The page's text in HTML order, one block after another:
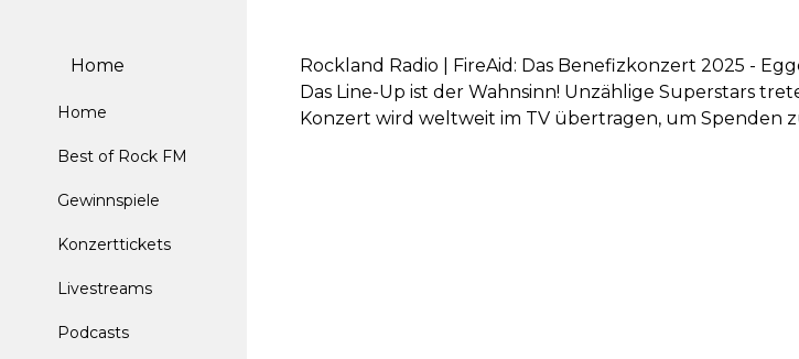
Home
Home
Best of Rock FM
Gewinnspiele
Konzerttickets
Livestreams
Podcasts
Rockland Radio | FireAid: Das Benefizkonzert 2025 -
Das Line-Up ist der Wahnsinn! Unzählige Superstars
Konzert wird weltweit im TV übertragen, um Spenden